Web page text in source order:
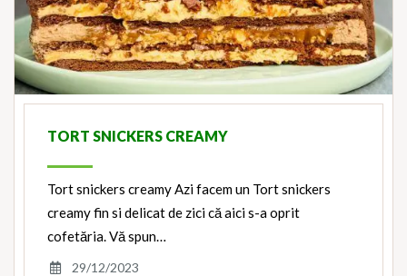
TORT SNICKERS CREAMY
Tort snickers creamy Azi facem un Tort snickers
creamy fin si delicat de zici că aici s-a oprit
cofetăria. Vă spun…
29/12/2023